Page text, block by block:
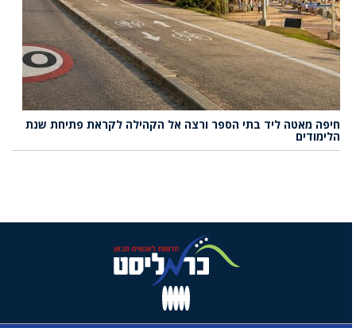
חיפה מאטה ליד בתי הספר ורצה אל הקהילה לקראת פתיחת שנת
הלימודים